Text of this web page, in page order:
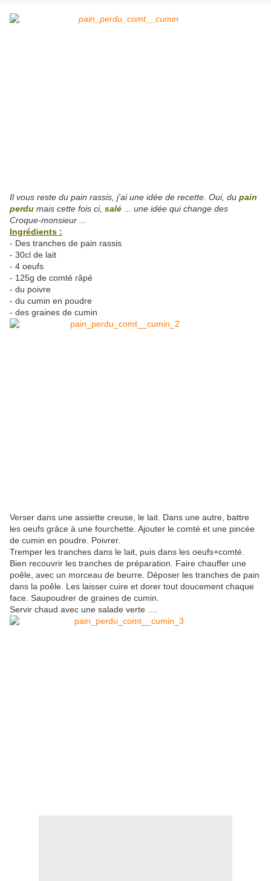
Il vous reste du pain rassis, j'ai une idée de recette. Oui, du pain
perdu mais cette fois ci, salé ... une idée qui change des
Croque-monsieur ...
Ingrédients :
- Des tranches de pain rassis
- 30cl de lait
- 4 oeufs
- 125g de comté râpé
- du poivre
- du cumin en poudre
- des graines de cumin
Verser dans une assiette creuse, le lait. Dans une autre, battre
les oeufs grâce à une fourchette. Ajouter le comté et une pincée
de cumin en poudre. Poivrer.
Tremper les tranches dans le lait, puis dans les oeufs+comté.
Bien recouvrir les tranches de préparation. Faire chauffer une
poêle, avec un morceau de beurre. Déposer les tranches de pain
dans la poêle. Les laisser cuire et dorer tout doucement chaque
face. Saupoudrer de graines de cumin.
Servir chaud avec une salade verte ....